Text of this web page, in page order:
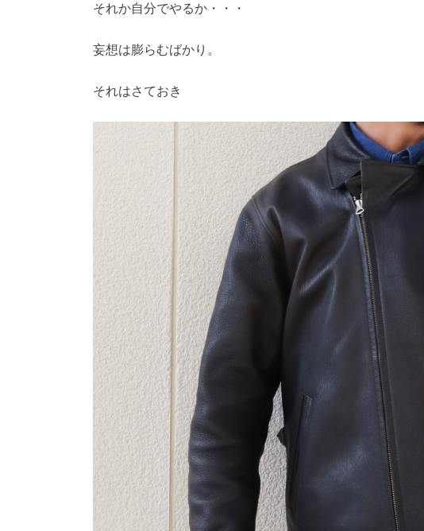
それか自分でやるか・・・
妄想は膨らむばかり。
それはさておき